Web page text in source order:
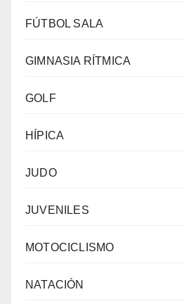
FÚTBOL SALA
GIMNASIA RÍTMICA
GOLF
HÍPICA
JUDO
JUVENILES
MOTOCICLISMO
NATACIÓN